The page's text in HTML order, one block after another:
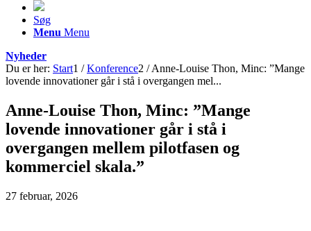
Søg
Menu Menu
Nyheder
Du er her: Start1 / Konference2 / Anne-Louise Thon, Minc: ”Mange
lovende innovationer går i stå i overgangen mel...
Anne-Louise Thon, Minc: ”Mange
lovende innovationer går i stå i
overgangen mellem pilotfasen og
kommerciel skala.”
27 februar, 2026